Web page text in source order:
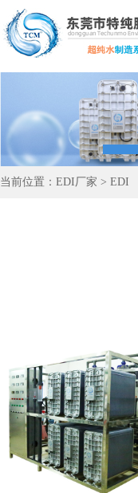
当前位置： EDI厂家 > EDI